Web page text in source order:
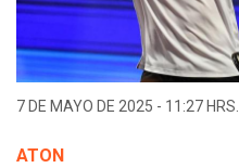
7 DE MAYO DE 2025 - 11:27 HRS.
ATON